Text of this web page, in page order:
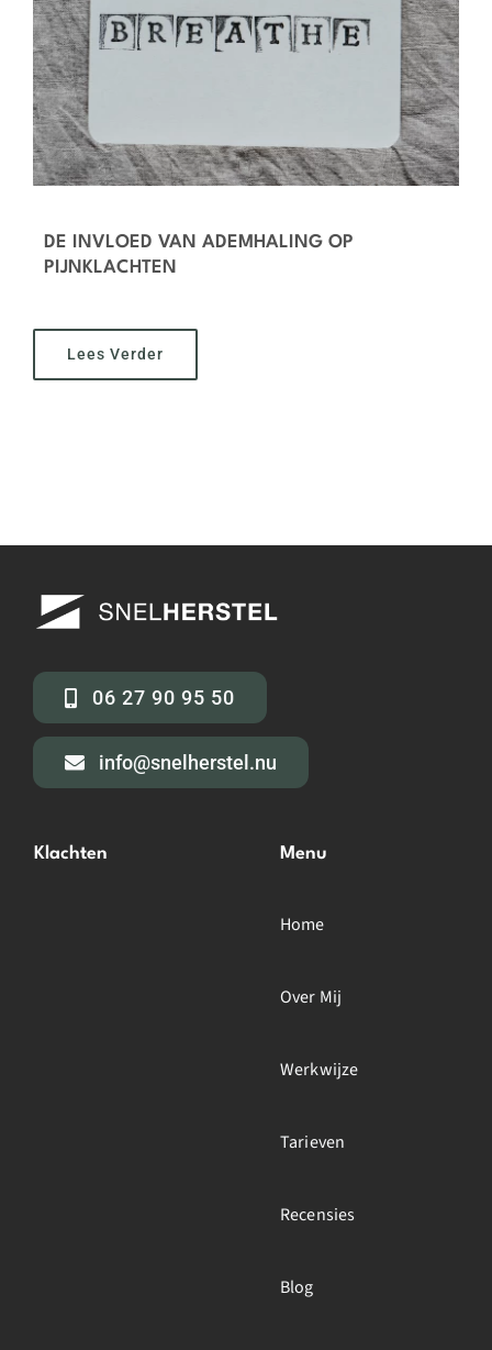
DE INVLOED VAN ADEMHALING OP
PIJNKLACHTEN
Lees Verder
06 27 90 95 50
info@snelherstel.nu
Klachten Menu
Home
Over Mij
Werkwijze
Tarieven
Recensies
Blog